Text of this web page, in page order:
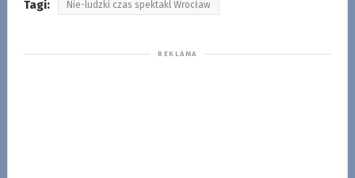
Tagi: Nie-ludzki czas spektakl Wrocław